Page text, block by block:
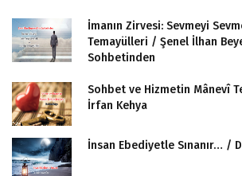
İmanın Zirvesi: Sevmeyi
Temayülleri / Şenel İlhan
Sohbetinden
Sohbet ve Hizmetin Mânevî
İrfan Kehya
İnsan Ebediyetle Sınanır… /